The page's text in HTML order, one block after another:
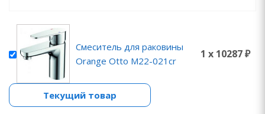
Смеситель для раковины
Orange Otto M22-021cr
1 x 10287 ₽
Текущий товар